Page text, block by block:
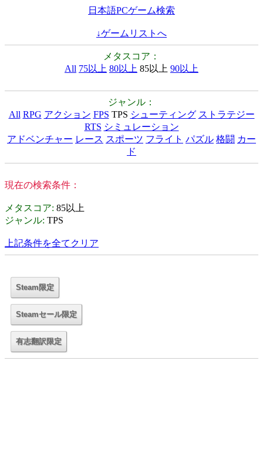
日本語PCゲーム検索
↓ゲームリストへ
メタスコア：
All 75以上 80以上 85以上 90以上
ジャンル：
All RPG アクション FPS TPS シューティング ストラテジー
RTS シミュレーション
アドベンチャー レース スポーツ フライト パズル 格闘 カー
ド
現在の検索条件：
メタスコア: 85以上
ジャンル: TPS
上記条件を全てクリア